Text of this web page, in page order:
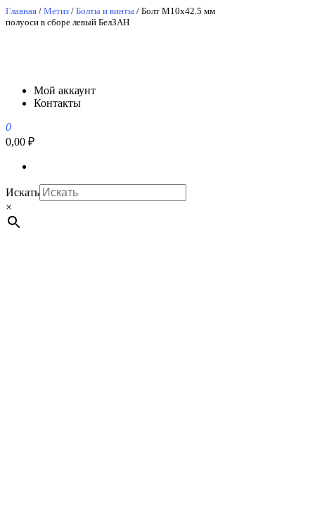
Перейти
к
Главная / Метиз / Болты и винты / Болт М10х42.5 мм
полуоси в сборе левый БелЗАН
АвтоСпецЮг
АвтоСпецЮг автозапчасти оптом и в розницу
Мой аккаунт
Контакты
0
0,00 ₽
Искать
×